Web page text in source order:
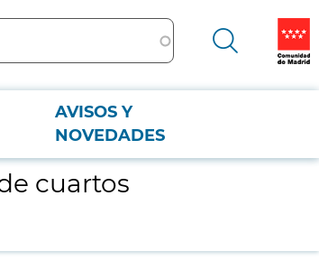
AVISOS Y
NOVEDADES
cuartos